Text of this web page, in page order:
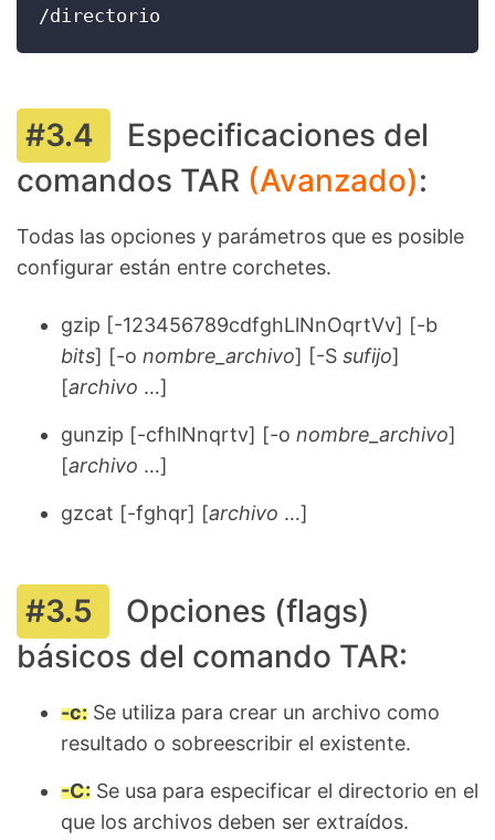
/directorio
Especificaciones del
comandos TAR (Avanzado):
Todas las opciones y parámetros que es posible
configurar están entre corchetes.
gzip [-123456789cdfghLlNnOqrtVv] [-b
bits] [-o nombre_archivo] [-S sufijo]
[archivo …]
gunzip [-cfhlNnqrtv] [-o nombre_archivo]
[archivo …]
gzcat [-fghqr] [archivo …]
Opciones (flags)
básicos del comando TAR:
-c: Se utiliza para crear un archivo como
resultado o sobreescribir el existente.
-C: Se usa para especificar el directorio en el
que los archivos deben ser extraídos.